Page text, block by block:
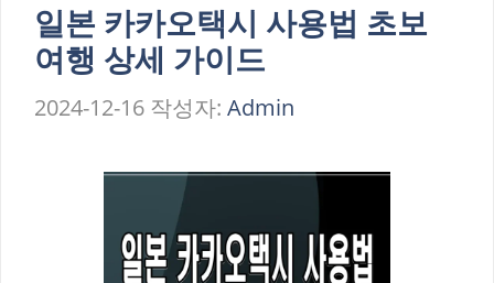
일본 카카오택시 사용법 초보
여행 상세 가이드
2024-12-16 작성자: Admin